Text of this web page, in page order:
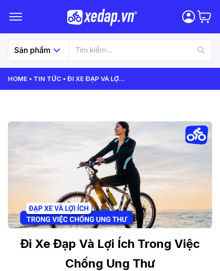
Sản phẩm
HOME TIN TỨC ĐI XE ĐẠP VÀ LỢ...
Đi Xe Đạp Và Lợi Ích Trong Việc
Chống Ung Thư